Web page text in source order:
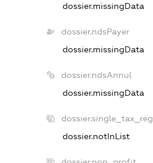
dossier.missingData
dossier.ndsPayer
dossier.missingData
dossier.ndsAnnul
dossier.missingData
dossier.single_tax_reg
dossier.notInList